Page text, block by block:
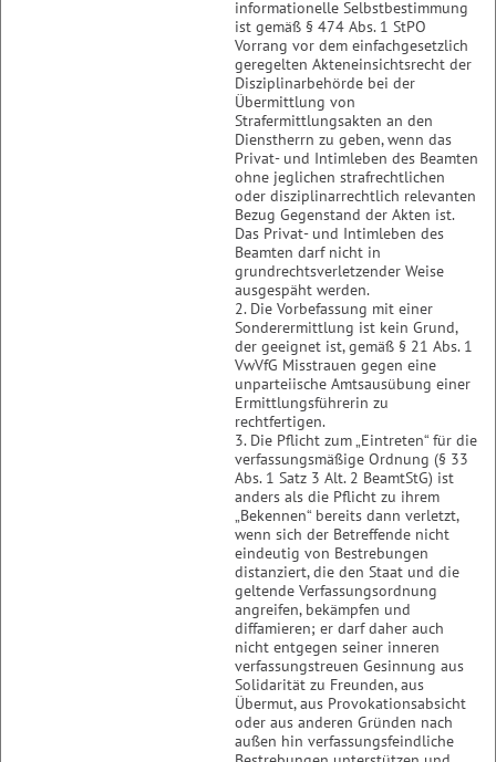
informationelle Selbstbestimmung
ist gemäß § 474 Abs. 1 StPO
Vorrang vor dem einfachgesetzlich
geregelten Akteneinsichtsrecht der
Disziplinarbehörde bei der
Übermittlung von
Strafermittlungsakten an den
Dienstherrn zu geben, wenn das
Privat- und Intimleben des Beamten
ohne jeglichen strafrechtlichen
oder disziplinarrechtlich relevanten
Bezug Gegenstand der Akten ist.
Das Privat- und Intimleben des
Beamten darf nicht in
grundrechtsverletzender Weise
ausgespäht werden.
2. Die Vorbefassung mit einer
Sonderermittlung ist kein Grund,
der geeignet ist, gemäß § 21 Abs. 1
VwVfG Misstrauen gegen eine
unparteiische Amtsausübung einer
Ermittlungsführerin zu
rechtfertigen.
3. Die Pflicht zum „Eintreten“ für die
verfassungsmäßige Ordnung (§ 33
Abs. 1 Satz 3 Alt. 2 BeamtStG) ist
anders als die Pflicht zu ihrem
„Bekennen“ bereits dann verletzt,
wenn sich der Betreffende nicht
eindeutig von Bestrebungen
distanziert, die den Staat und die
geltende Verfassungsordnung
angreifen, bekämpfen und
diffamieren; er darf daher auch
nicht entgegen seiner inneren
verfassungstreuen Gesinnung aus
Solidarität zu Freunden, aus
Übermut, aus Provokationsabsicht
oder aus anderen Gründen nach
außen hin verfassungsfeindliche